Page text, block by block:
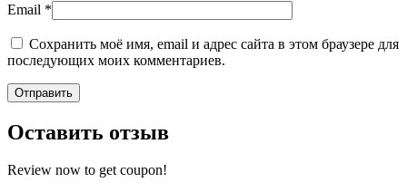
Email *
Сохранить моё имя, email и адрес сайта в этом браузере для
последующих моих комментариев.
Оставить отзыв
Review now to get coupon!